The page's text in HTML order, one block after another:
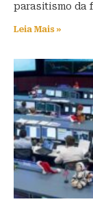
parasitismo da
Leia Mais »